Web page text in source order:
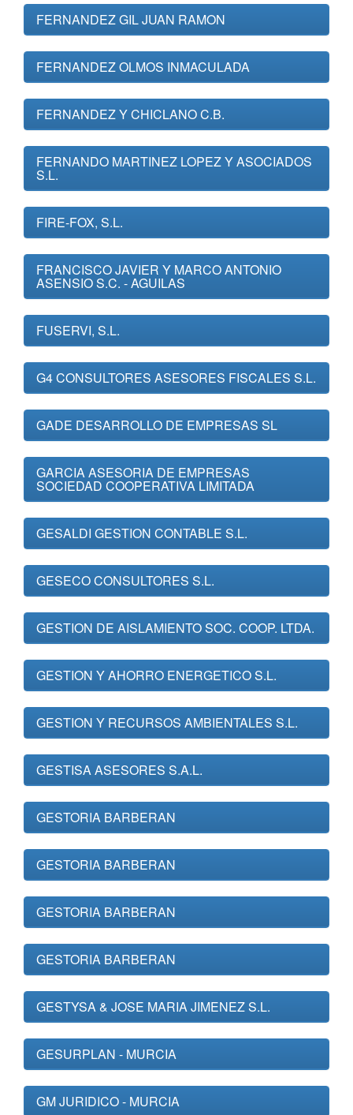
FERNANDEZ GIL JUAN RAMON
FERNANDEZ OLMOS INMACULADA
FERNANDEZ Y CHICLANO C.B.
FERNANDO MARTINEZ LOPEZ Y ASOCIADOS
S.L.
FIRE-FOX, S.L.
FRANCISCO JAVIER Y MARCO ANTONIO
ASENSIO S.C. - AGUILAS
FUSERVI, S.L.
G4 CONSULTORES ASESORES FISCALES S.L.
GADE DESARROLLO DE EMPRESAS SL
GARCIA ASESORIA DE EMPRESAS
SOCIEDAD COOPERATIVA LIMITADA
GESALDI GESTION CONTABLE S.L.
GESECO CONSULTORES S.L.
GESTION DE AISLAMIENTO SOC. COOP. LTDA.
GESTION Y AHORRO ENERGETICO S.L.
GESTION Y RECURSOS AMBIENTALES S.L.
GESTISA ASESORES S.A.L.
GESTORIA BARBERAN
GESTORIA BARBERAN
GESTORIA BARBERAN
GESTORIA BARBERAN
GESTYSA & JOSE MARIA JIMENEZ S.L.
GESURPLAN - MURCIA
GM JURIDICO - MURCIA